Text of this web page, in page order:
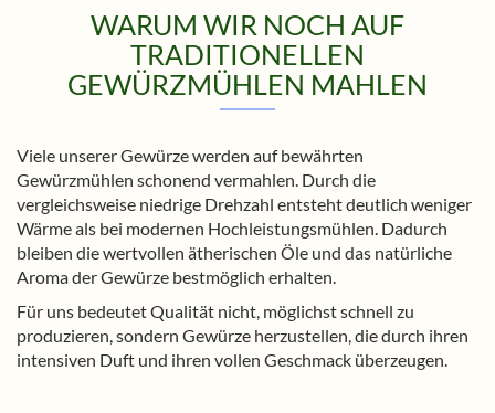
WARUM WIR NOCH AUF
TRADITIONELLEN
GEWÜRZMÜHLEN MAHLEN
Viele unserer Gewürze werden auf bewährten
Gewürzmühlen schonend vermahlen. Durch die
vergleichsweise niedrige Drehzahl entsteht deutlich weniger
Wärme als bei modernen Hochleistungsmühlen. Dadurch
bleiben die wertvollen ätherischen Öle und das natürliche
Aroma der Gewürze bestmöglich erhalten.
Für uns bedeutet Qualität nicht, möglichst schnell zu
produzieren, sondern Gewürze herzustellen, die durch ihren
intensiven Duft und ihren vollen Geschmack überzeugen.